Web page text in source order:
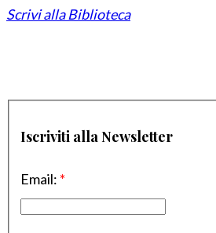
Scrivi alla Biblioteca
Iscriviti alla Newsletter
Email: *